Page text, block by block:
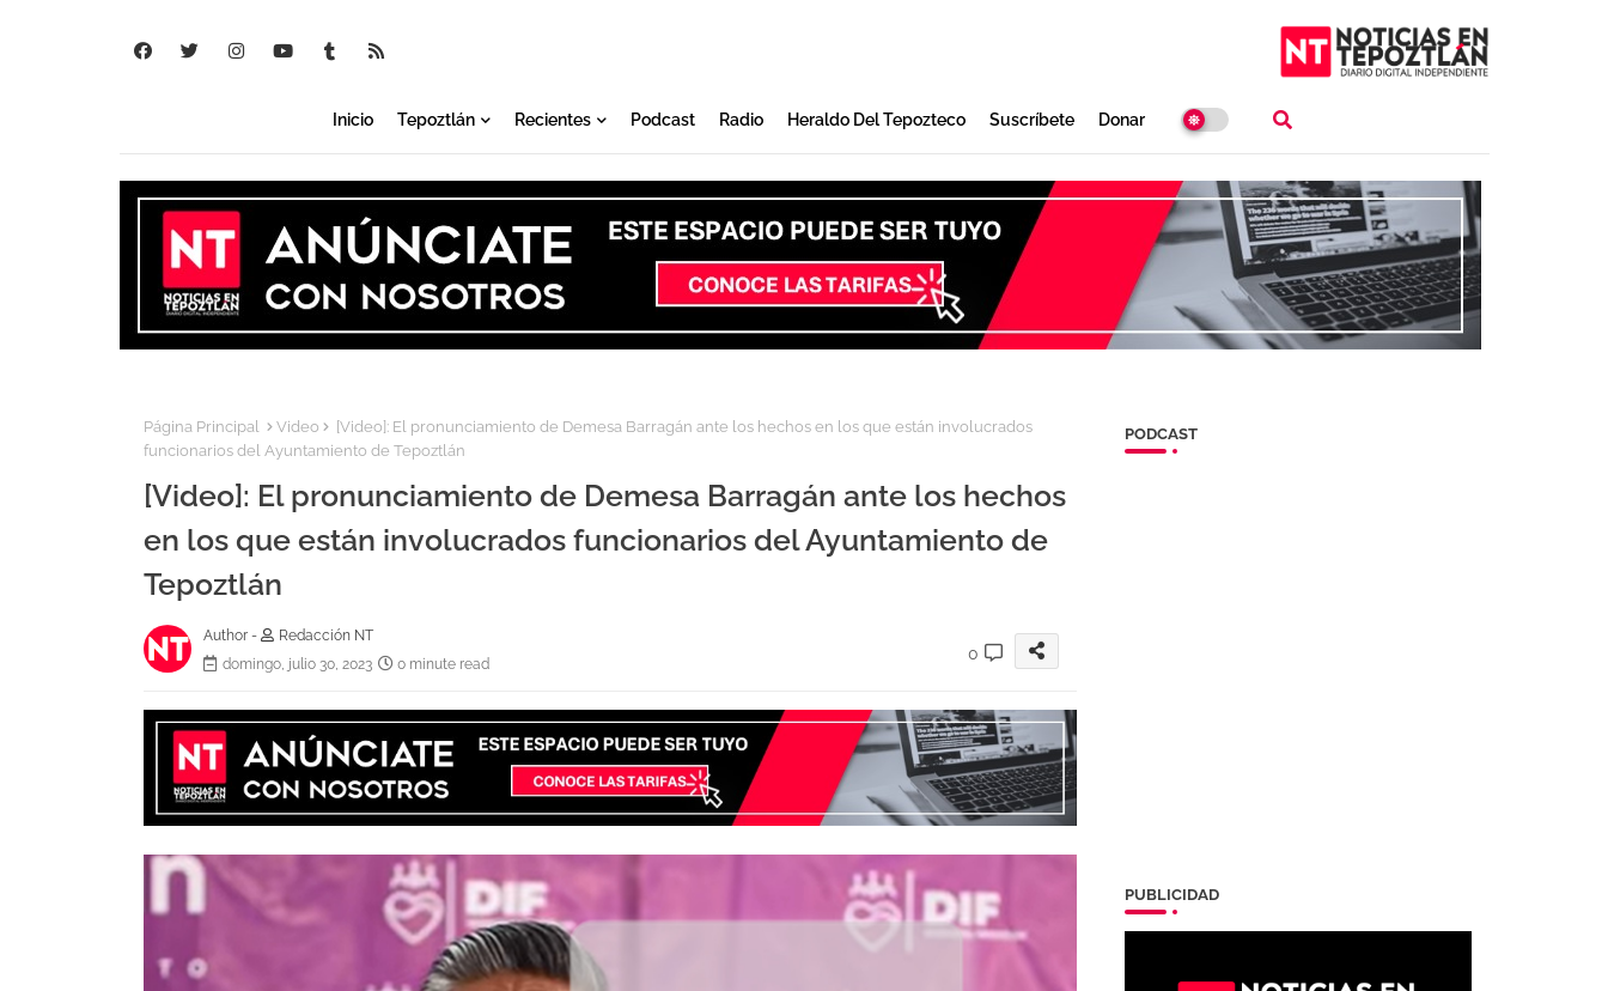
Inicio Tepoztlán Recientes Podcast Radio Heraldo Del Tepozteco Suscríbete Donar
Página Principal Video
[Video]: El pronunciamiento de Demesa Barragán ante los hechos en los que están involucrados
funcionarios del Ayuntamiento de Tepoztlán
[Video]: El pronunciamiento de Demesa Barragán ante los hechos
en los que están involucrados funcionarios del Ayuntamiento de
Tepoztlán
Author -
Redacción NT
domingo, julio 30, 2023
0 minute read
0
PODCAST
PUBLICIDAD